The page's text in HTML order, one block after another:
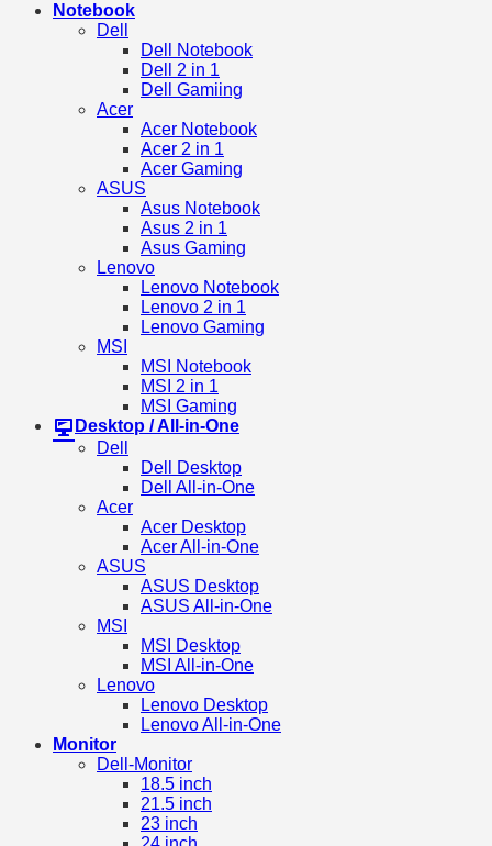
Notebook
Dell
Dell Notebook
Dell 2 in 1
Dell Gamiing
Acer
Acer Notebook
Acer 2 in 1
Acer Gaming
ASUS
Asus Notebook
Asus 2 in 1
Asus Gaming
Lenovo
Lenovo Notebook
Lenovo 2 in 1
Lenovo Gaming
MSI
MSI Notebook
MSI 2 in 1
MSI Gaming
Desktop / All-in-One
Dell
Dell Desktop
Dell All-in-One
Acer
Acer Desktop
Acer All-in-One
ASUS
ASUS Desktop
ASUS All-in-One
MSI
MSI Desktop
MSI All-in-One
Lenovo
Lenovo Desktop
Lenovo All-in-One
Monitor
Dell-Monitor
18.5 inch
21.5 inch
23 inch